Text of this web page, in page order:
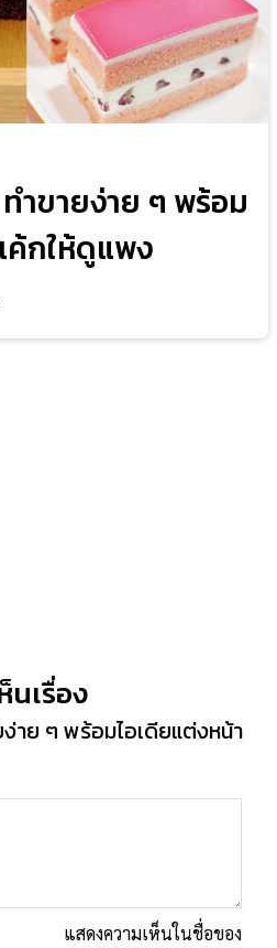
ำขายง่าย ๆ พร้อม
ค้กให้ดูแพง
นเรื่อง
ง่าย ๆ พร้อมไอเดียแต่งหน้า
แสดงความเห็นในชื่อของ